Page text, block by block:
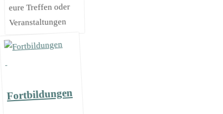
eure Treffen oder
Veranstaltungen
Fortbildungen